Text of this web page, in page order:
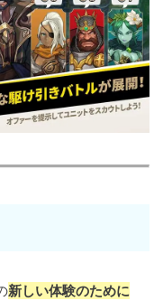
新しい体験のために